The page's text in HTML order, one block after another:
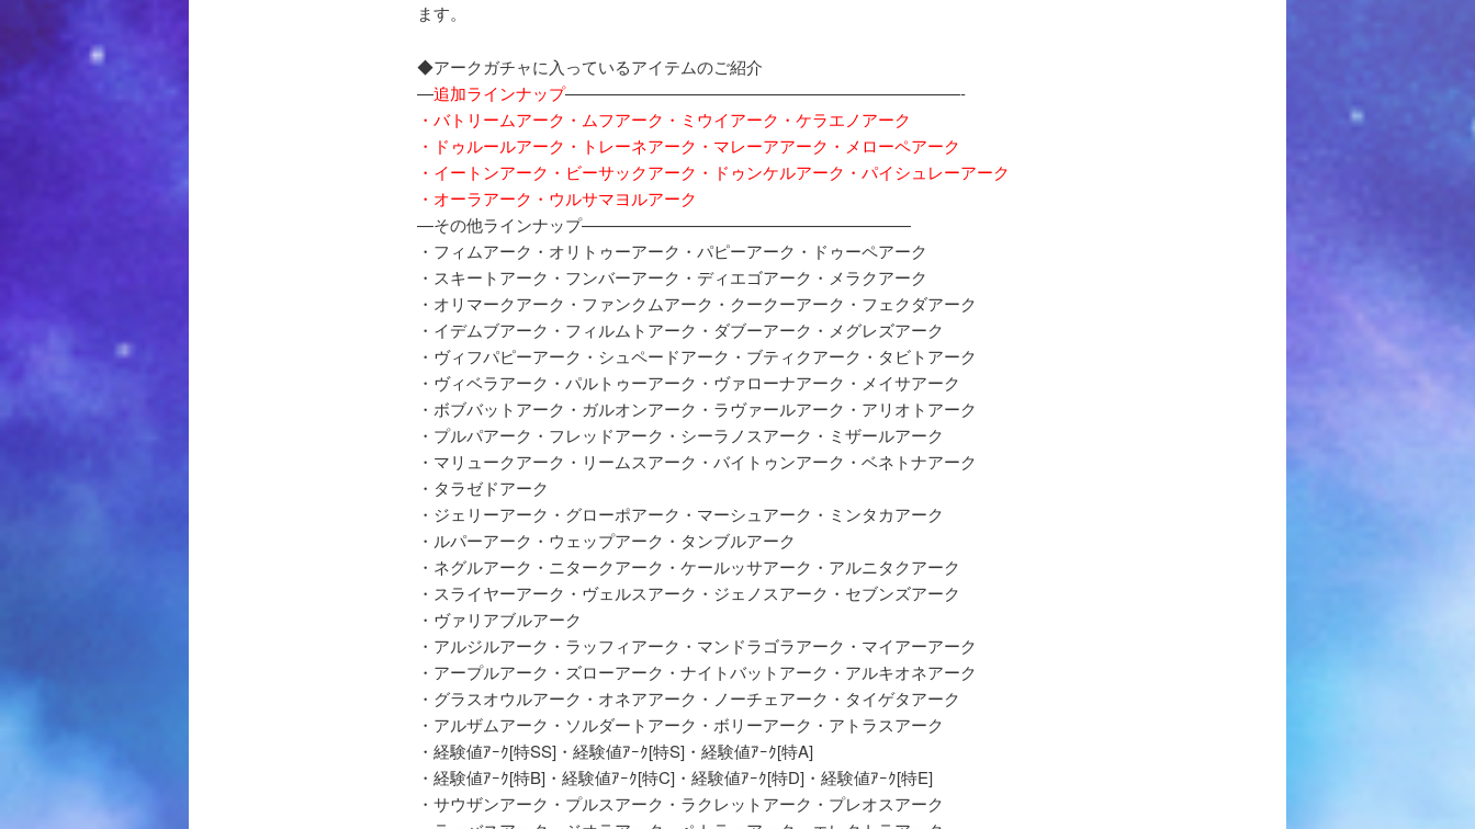
ます。
◆アークガチャに入っているアイテムのご紹介
—追加ラインナップ————————————————————————-
・バトリームアーク・ムフアーク・ミウイアーク・ケラエノアーク
・ドゥルールアーク・トレーネアーク・マレーアアーク・メローペアーク
・イートンアーク・ビーサックアーク・ドゥンケルアーク・パイシュレーアーク
・オーラアーク・ウルサマヨルアーク
—その他ラインナップ————————————————————
・フィムアーク・オリトゥーアーク・パピーアーク・ドゥーペアーク
・スキートアーク・フンバーアーク・ディエゴアーク・メラクアーク
・オリマークアーク・ファンクムアーク・クークーアーク・フェクダアーク
・イデムブアーク・フィルムトアーク・ダブーアーク・メグレズアーク
・ヴィフパピーアーク・シュペードアーク・ブティクアーク・タビトアーク
・ヴィベラアーク・パルトゥーアーク・ヴァローナアーク・メイサアーク
・ボブバットアーク・ガルオンアーク・ラヴァールアーク・アリオトアーク
・プルパアーク・フレッドアーク・シーラノスアーク・ミザールアーク
・マリュークアーク・リームスアーク・バイトゥンアーク・ベネトナアーク
・タラゼドアーク
・ジェリーアーク・グローポアーク・マーシュアーク・ミンタカアーク
・ルパーアーク・ウェップアーク・タンブルアーク
・ネグルアーク・ニタークアーク・ケールッサアーク・アルニタクアーク
・スライヤーアーク・ヴェルスアーク・ジェノスアーク・セブンズアーク
・ヴァリアブルアーク
・アルジルアーク・ラッフィアーク・マンドラゴラアーク・マイアーアーク
・アープルアーク・ズローアーク・ナイトバットアーク・アルキオネアーク
・グラスオウルアーク・オネアアーク・ノーチェアーク・タイゲタアーク
・アルザムアーク・ソルダートアーク・ボリーアーク・アトラスアーク
・経験値ｱｰｸ[特SS]・経験値ｱｰｸ[特S]・経験値ｱｰｸ[特A]
・経験値ｱｰｸ[特B]・経験値ｱｰｸ[特C]・経験値ｱｰｸ[特D]・経験値ｱｰｸ[特E]
・サウザンアーク・プルスアーク・ラクレットアーク・プレオスアーク